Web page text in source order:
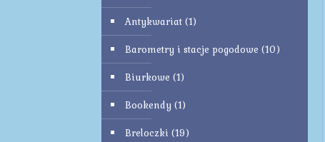
Antykwariat (1)
Barometry i stacje pogodowe (10)
Biurkowe (1)
Bookendy (1)
Breloczki (19)